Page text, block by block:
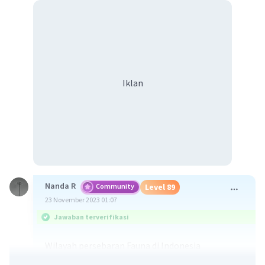
Iklan
Nanda R Community Level 89
23 November 2023 01:07
Jawaban terverifikasi